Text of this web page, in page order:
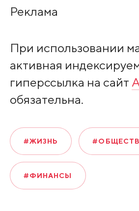
Реклама
При использовании
активная
гиперссылка на сайт
обязательна.
#ЖИЗНЬ
#ФИНАНСЫ